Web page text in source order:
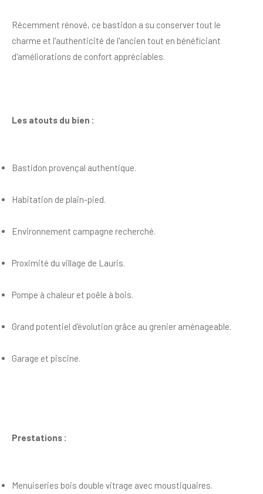
Récemment rénové, ce bastidon a su conserver tout le
charme et l'authenticité de l'ancien tout en bénéficiant
d'améliorations de confort appréciables.
Les atouts du bien :
Bastidon provençal authentique.
Habitation de plain-pied.
Environnement campagne recherché.
Proximité du village de Lauris.
Pompe à chaleur et poêle à bois.
Grand potentiel d'évolution grâce au grenier aménageable.
Garage et piscine.
Prestations :
Menuiseries bois double vitrage avec moustiquaires.